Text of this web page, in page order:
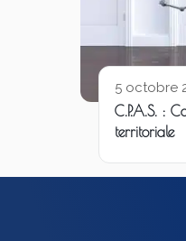
5 octobre
C.P.A.S. :
territoriale